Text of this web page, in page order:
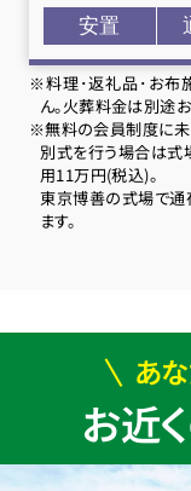
安置
※料理･返礼品･お布
ん。火葬料金は別途
※無料の会員制度に
別式を行う場合は式
用11万円(税込)。
東京博善の式場で通
ます。
あ
お近